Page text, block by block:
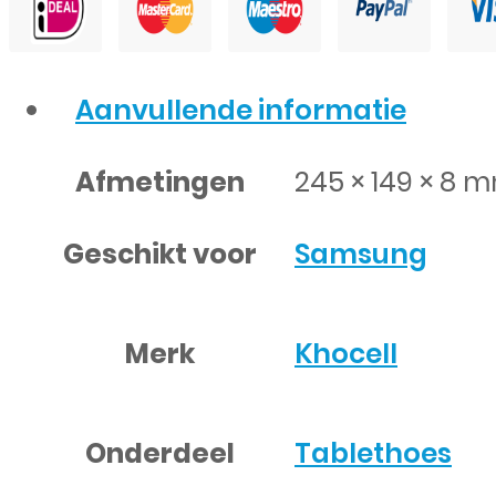
Aanvullende informatie
Afmetingen
245 × 149 × 8
Geschikt voor
Samsung
Merk Khocell
Onderdeel Tablethoes